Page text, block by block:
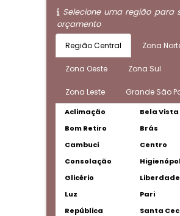
Selecione uma região para
orçamento
Região Central Zona
Zona Oeste Zona Sul
Zona Leste Grande São
Aclimação
Bela Vista
Bom Retiro
Brás
Cambuci
Centro
Consolação
Glicério
Liberdade
Luz
Pari
República
Santa